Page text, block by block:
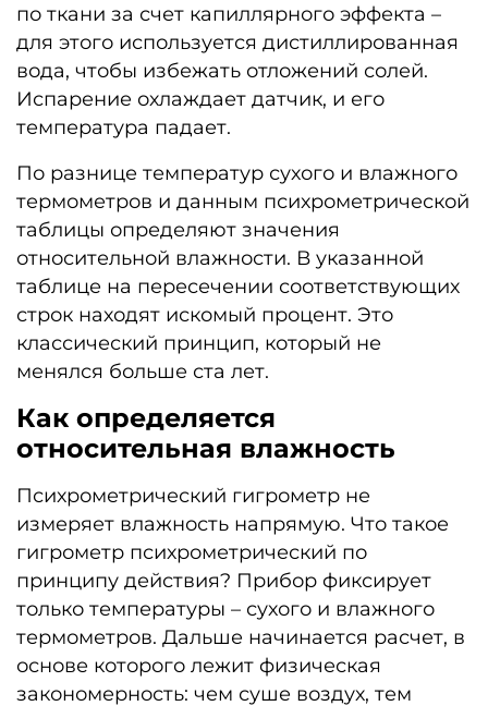
по ткани за счет капиллярного эффекта –
для этого используется дистиллированная
вода, чтобы избежать отложений солей.
Испарение охлаждает датчик, и его
температура падает.
По разнице температур сухого и влажного
термометров и данным психрометрической
таблицы определяют значения
относительной влажности. В указанной
таблице на пересечении соответствующих
строк находят искомый процент. Это
классический принцип, который не
менялся больше ста лет.
Как определяется
относительная влажность
Психрометрический гигрометр не
измеряет влажность напрямую. Что такое
гигрометр психрометрический по
принципу действия? Прибор фиксирует
только температуры – сухого и влажного
термометров. Дальше начинается расчет, в
основе которого лежит физическая
закономерность: чем суше воздух, тем